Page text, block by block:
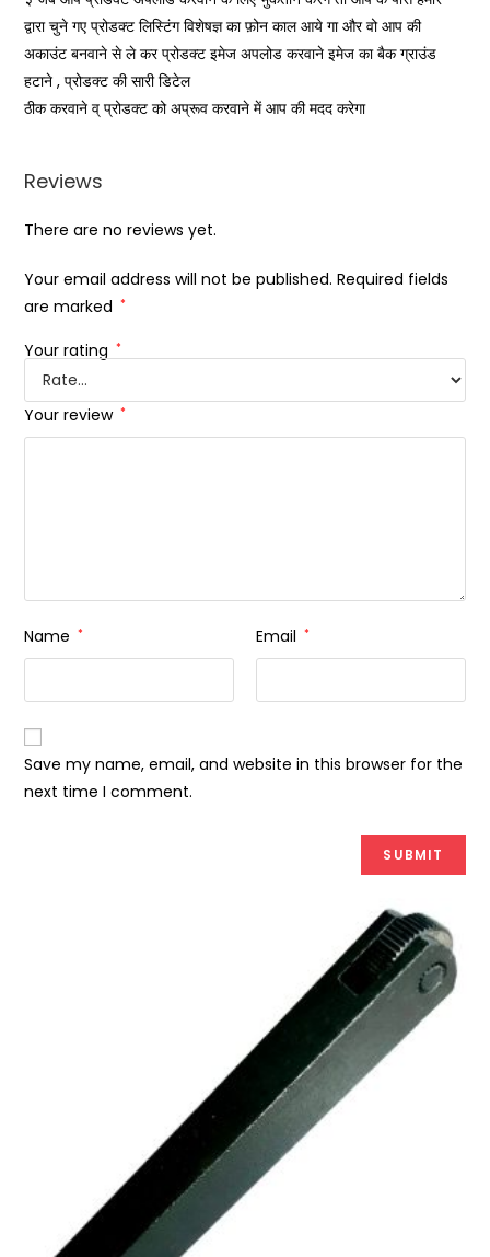
द्वारा चुने गए प्रोडक्ट लिस्टिंग विशेषज्ञ का फ़ोन काल आये गा और वो आप की
अकाउंट बनवाने से ले कर प्रोडक्ट इमेज अपलोड करवाने इमेज का बैक ग्राउंड
हटाने,प्रोडक्ट की सारी डिटेल
ठीक करवाने व् प्रोडक्ट को अप्रूव करवाने में आप की मदद करेगा
Reviews
There are no reviews yet.
Your email address will not be published. Required fields
are marked *
Your rating *
Your review *
Name * Email *
Save my name, email, and website in this browser for the
next time I comment.